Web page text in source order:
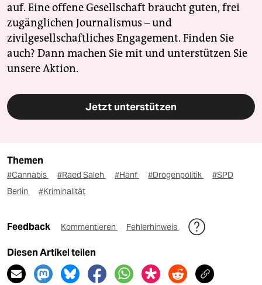
auf. Eine offene Gesellschaft braucht guten, frei
zugänglichen Journalismus – und
zivilgesellschaftliches Engagement. Finden Sie
auch? Dann machen Sie mit und unterstützen Sie
unsere Aktion.
Jetzt unterstützen
Themen
#Cannabis #Raed Saleh #Hanf #Drogenpolitik
#SPD
Berlin
#Kriminalität
Feedback Kommentieren Fehlerhinweis
Diesen Artikel teilen